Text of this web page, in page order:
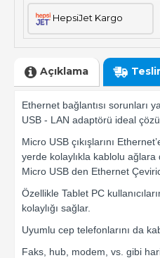
HepsiJet Kargo
Açıklama
Ethernet bağlantısı sorunları
USB - LAN adaptörü ideal
Micro USB çıkışlarını
yerde kolaylıkla kablolu
Micro USB den Ethernet
Özellikle Tablet PC
kolaylığı sağlar.
Uyumlu cep telefonlarını da
Faks, hub, modem, vs. gibi